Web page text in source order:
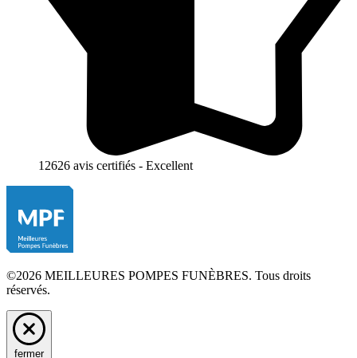
12626 avis certifiés - Excellent
©2026 MEILLEURES POMPES FUNÈBRES. Tous droits
réservés.
fermer